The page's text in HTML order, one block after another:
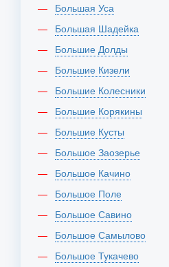
Большая Уса
Большая Шадейка
Большие Долды
Большие Кизели
Большие Колесники
Большие Корякины
Большие Кусты
Большое Заозерье
Большое Качино
Большое Поле
Большое Савино
Большое Самылово
Большое Тукачево